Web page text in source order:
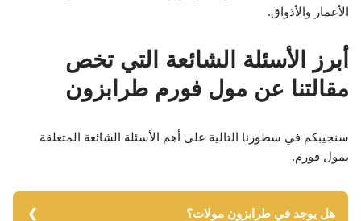
الأعمار والأذواق.
أبرز الأسئلة الشائعة التي تخص
مقالتنا عن مول فورم طرابزون
سنجيبكم في سطورنا التالية على أهم الأسئلة الشائعة المتعلقة
بمول فورم.
هل يوجد في طرابزون مولات؟